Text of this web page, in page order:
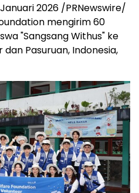
2026 /PRNewswire/
mengirim 60
"Sangsang Withus" ke
Pasuruan, Indonesia,